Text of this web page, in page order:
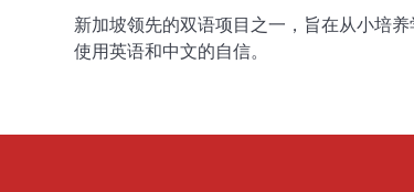
新加坡领先的双语项目之一，旨在从小培养
使用英语和中文的自信。